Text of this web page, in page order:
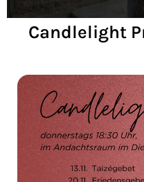
Candlelight